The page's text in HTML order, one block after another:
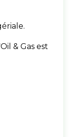
& Gas est